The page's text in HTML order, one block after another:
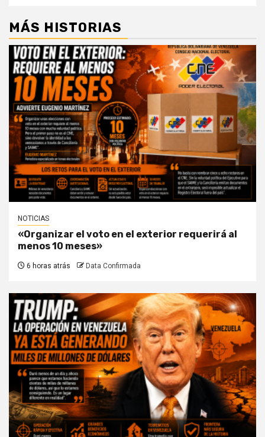
MÁS HISTORIAS
NOTICIAS
«Organizar el voto en el exterior requerirá al
menos 10 meses»
6 horas atrás Data Confirmada